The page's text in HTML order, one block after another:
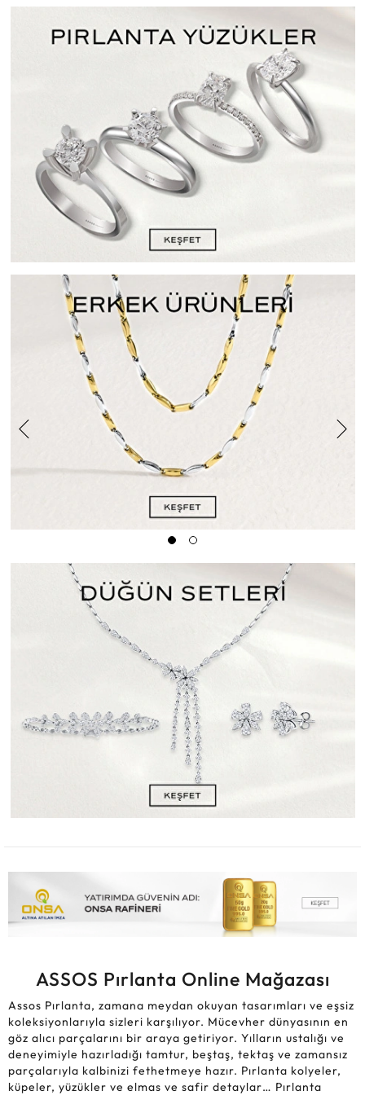
ASSOS Pırlanta Online Mağazası
Assos Pırlanta, zamana meydan okuyan tasarımları ve eşsiz
koleksiyonlarıyla sizleri karşılıyor. Mücevher dünyasının en
göz alıcı parçalarını bir araya getiriyor. Yılların ustalığı ve
deneyimiyle hazırladığı tamtur, beştaş, tektaş ve zamansız
parçalarıyla kalbinizi fethetmeye hazır. Pırlanta kolyeler,
küpeler, yüzükler ve elmas ve safir detaylar… Pırlanta